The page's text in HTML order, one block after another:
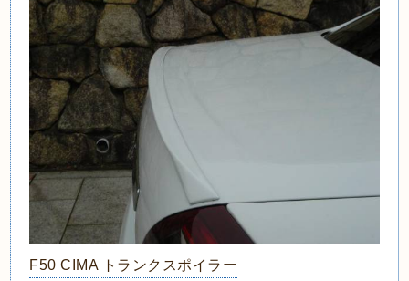
F50 CIMA トランクスポイラー